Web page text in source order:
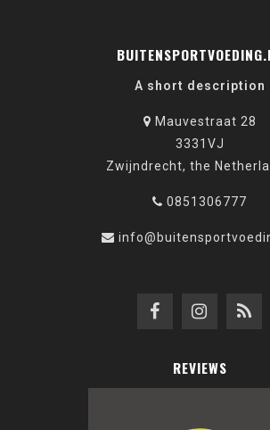
A short description
Mauvestraat 28
3331VJ
Zwijndrecht, the
0851306777
REVIEWS